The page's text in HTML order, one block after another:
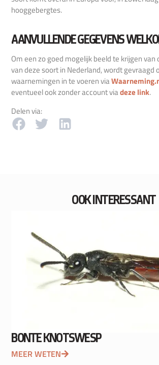
hooggebergtes.
AANVULLENDE GEGEVENS
Om een zo goed mogelijk beeld te krijgen van
van deze soort in Nederland, wordt gevraagd
waarnemingen in te voeren via
eventueel ook zonder account viadeze link.
Delen via:
OOK INTERESSANT
BONTE KNOTSWESP
MEER WETEN